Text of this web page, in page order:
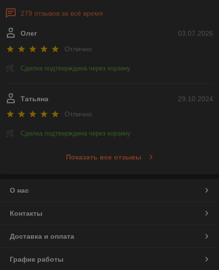
279 отзывов за всё время
03.07.2026
Олег
Отлично
Сделка подтверждена через корзину
29.10.2024
Татьяна
Отлично
Сделка подтверждена через корзину
Показать все отзывы
О нас
Контакты
Доставка и оплата
График работы